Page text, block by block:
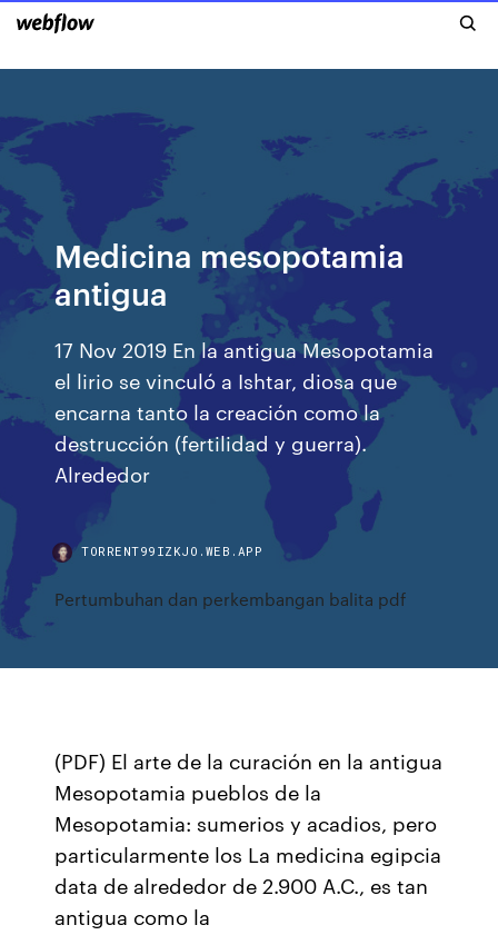
Medicina mesopotamia
antigua
17 Nov 2019 En la antigua Mesopotamia
el lirio se vinculó a Ishtar, diosa que
encarna tanto la creación como la
destrucción (fertilidad y guerra).
Alrededor
TORRENT99IZKJO.WEB.APP
Pertumbuhan dan perkembangan balita pdf
(PDF) El arte de la curación en la antigua
Mesopotamia pueblos de la
Mesopotamia: sumerios y acadios, pero
particularmente los La medicina egipcia
data de alrededor de 2.900 A.C., es tan
antigua como la